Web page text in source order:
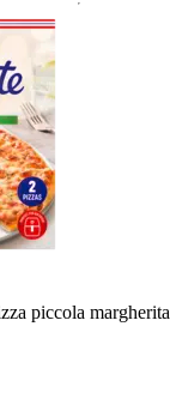
piccola margherita